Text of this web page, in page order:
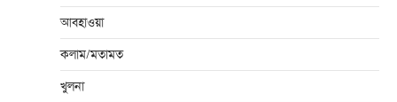
আবহাওয়া
কলাম/মতামত
খুলনা